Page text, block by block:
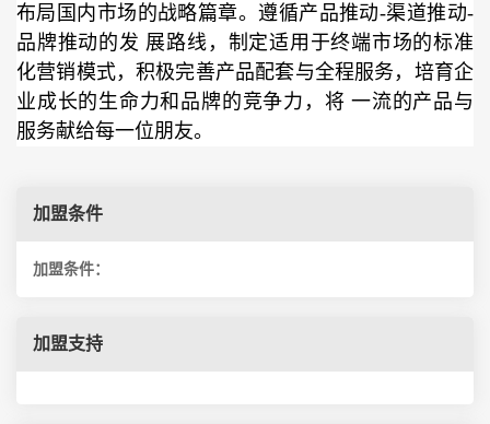
布局国内市场的战略篇章。遵循产品推动-渠道推动-
品牌推动的发 展路线，制定适用于终端市场的标准
化营销模式，积极完善产品配套与全程服务，培育企
业成长的生命力和品牌的竞争力，将 一流的产品与
服务献给每一位朋友。
加盟条件
加盟条件：
加盟支持